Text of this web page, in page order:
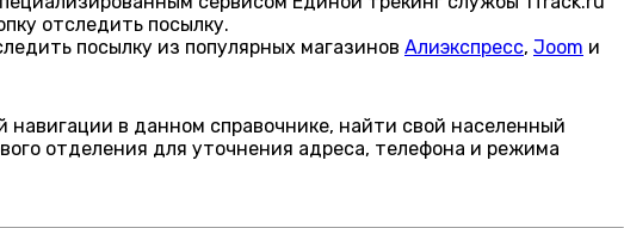
отследить посылку.
посылку из популярных магазинов Алиэкспресс, Joom и
в данном справочнике, найти свой населенный
отделения для уточнения адреса, телефона и режима